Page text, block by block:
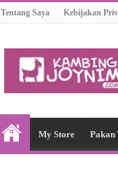
Tentang Saya Kebijakan
My Store Pakan